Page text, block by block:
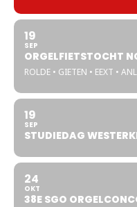
19
SEP
ORGELFIETSTOCHT
ROLDE • GIETEN • EEXT •
19
SEP
STUDIEDAG
24
OKT
38E SGO